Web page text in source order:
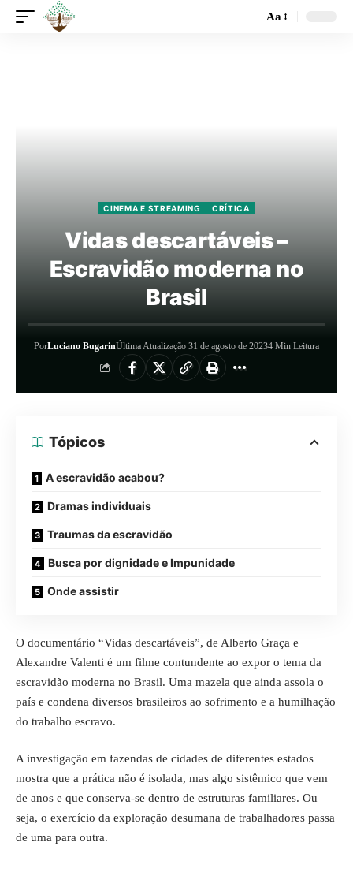
Aa
CINEMA E STREAMING CRÍTICA
Vidas descartáveis –
Escravidão moderna no
Brasil
PorLuciano BugarinÚltima Atualização 31 de agosto de 20234 Min Leitura
Tópicos
A escravidão acabou?
Dramas individuais
Traumas da escravidão
Busca por dignidade e Impunidade
Onde assistir
O documentário “Vidas descartáveis”, de Alberto Graça e
Alexandre Valenti é um filme contundente ao expor o tema da
escravidão moderna no Brasil. Uma mazela que ainda assola o
país e condena diversos brasileiros ao sofrimento e a humilhação
do trabalho escravo.
A investigação em fazendas de cidades de diferentes estados
mostra que a prática não é isolada, mas algo sistêmico que vem
de anos e que conserva-se dentro de estruturas familiares. Ou
seja, o exercício da exploração desumana de trabalhadores passa
de uma para outra.